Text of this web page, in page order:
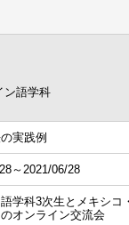
ン語学科
実践例
～2021/06/28
学科3次生とメキシコ
オンライン交流会